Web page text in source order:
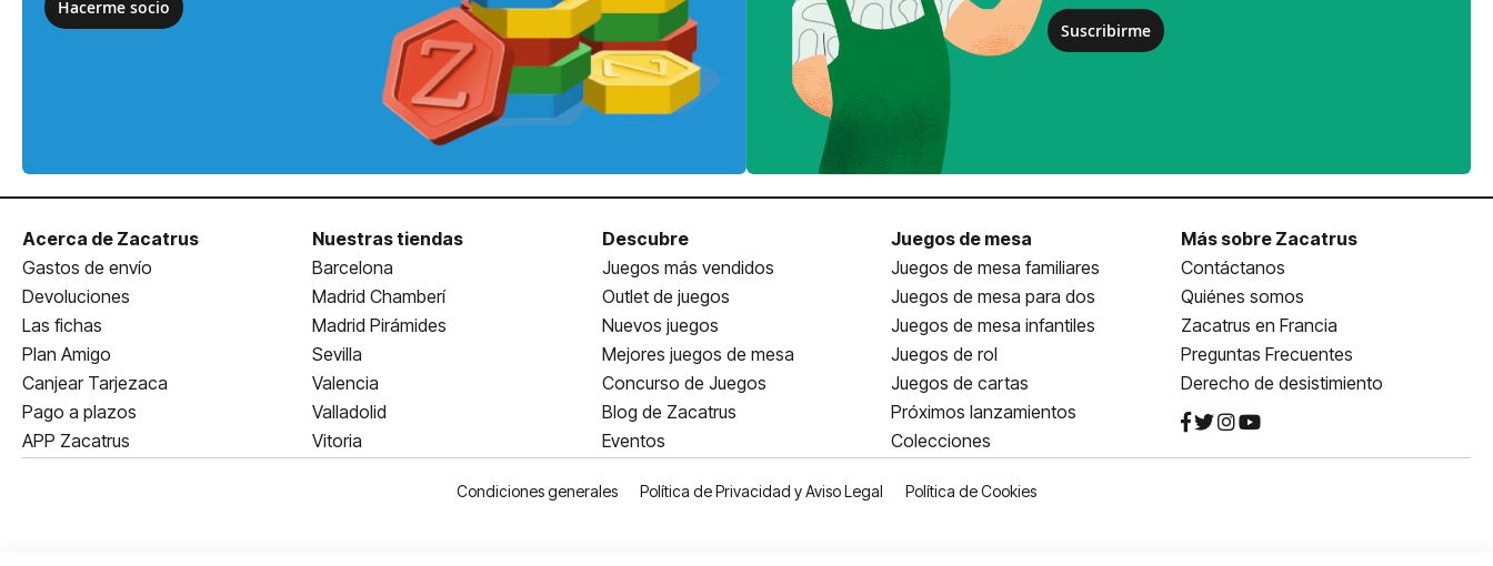
Hacerme socio
Suscribirme
Acerca de Zacatrus
Gastos de envío
Devoluciones
Las fichas
Plan Amigo
Canjear Tarjezaca
Pago a plazos
APP Zacatrus
Nuestras tiendas
Barcelona
Madrid Chamberí
Madrid Pirámides
Sevilla
Valencia
Valladolid
Vitoria
Descubre
Juegos más vendidos
Outlet de juegos
Nuevos juegos
Mejores juegos de mesa
Concurso de Juegos
Blog de Zacatrus
Eventos
Juegos de mesa
Juegos de mesa familiares
Juegos de mesa para dos
Juegos de mesa infantiles
Juegos de rol
Juegos de cartas
Próximos lanzamientos
Colecciones
Más sobre Zacatrus
Contáctanos
Quiénes somos
Zacatrus en Francia
Preguntas Frecuentes
Derecho de desistimiento
Condiciones generales Política de Privacidad y Aviso Legal Política de Cookies